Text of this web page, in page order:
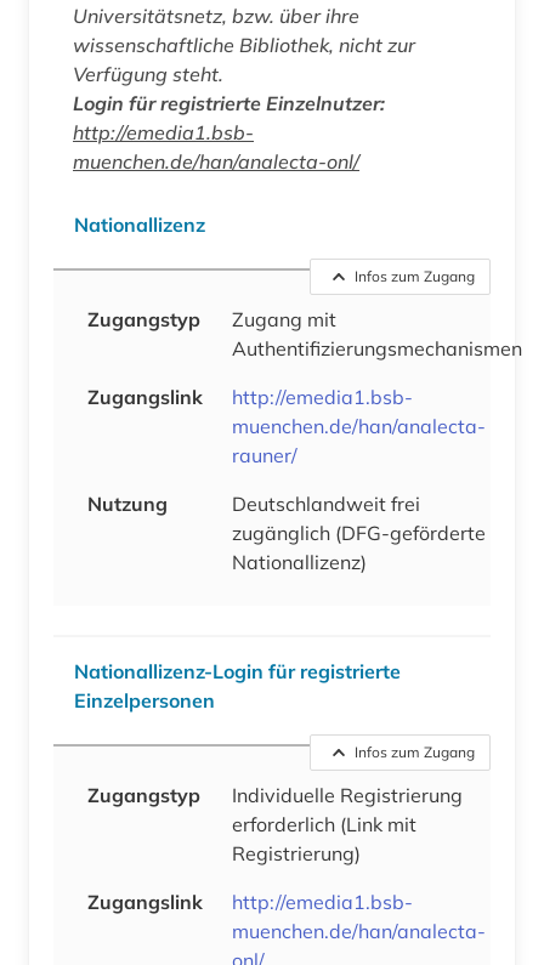
Universitätsnetz, bzw. über ihre
wissenschaftliche Bibliothek, nicht zur
Verfügung steht.
Login für registrierte Einzelnutzer:
http://emedia1.bsb-
muenchen.de/han/analecta-onl/
Nationallizenz
Infos zum Zugang
Zugangstyp
Zugang mit
Authentifizierungsmechanismen
Zugangslink
http://emedia1.bsb-
muenchen.de/han/analecta-
rauner/
Nutzung
Deutschlandweit frei
zugänglich (DFG-geförderte
Nationallizenz)
Nationallizenz-Login für registrierte
Einzelpersonen
Infos zum Zugang
Zugangstyp
Individuelle Registrierung
erforderlich (Link mit
Registrierung)
Zugangslink
http://emedia1.bsb-
muenchen.de/han/analecta-
onl/